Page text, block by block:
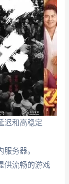
迟和高稳定
务器。
供流畅的游戏